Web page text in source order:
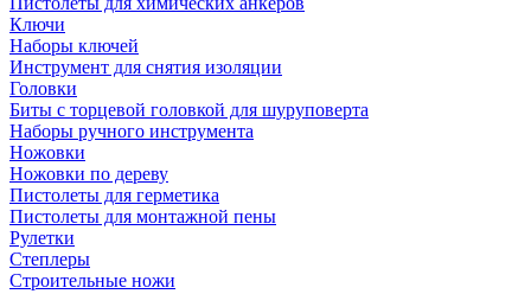
Ключи
Наборы ключей
Инструмент для снятия изоляции
Головки
Биты с торцевой головкой для шуруповерта
Наборы ручного инструмента
Ножовки
Ножовки по дереву
Пистолеты для герметика
Пистолеты для монтажной пены
Рулетки
Степлеры
Строительные ножи